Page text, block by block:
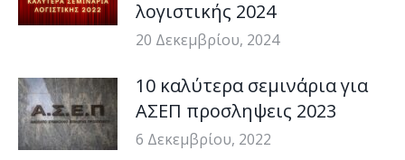
λογιστικής 2024
20 Δεκεμβρίου, 2024
10 καλύτερα σεμινάρια για
ΑΣΕΠ προσληψεις 2023
6 Δεκεμβρίου, 2022